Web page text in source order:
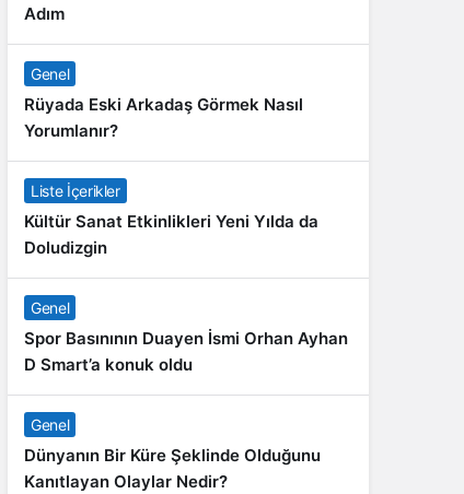
Adım
Genel
Rüyada Eski Arkadaş Görmek Nasıl
Yorumlanır?
Liste İçerikler
Kültür Sanat Etkinlikleri Yeni Yılda da
Doludizgin
Genel
Spor Basınının Duayen İsmi Orhan Ayhan
D Smart’a konuk oldu
Genel
Dünyanın Bir Küre Şeklinde Olduğunu
Kanıtlayan Olaylar Nedir?